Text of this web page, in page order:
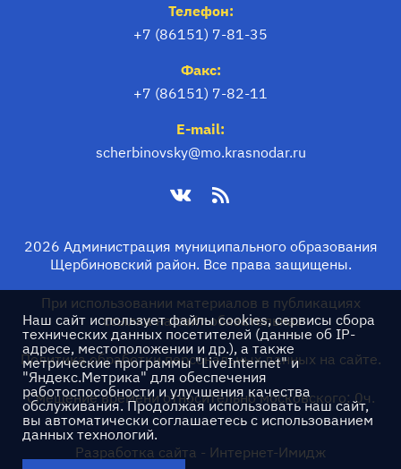
Телефон:
+7 (86151) 7-81-35
Факс:
+7 (86151) 7-82-11
E-mail:
scherbinovsky@mo.krasnodar.ru
2026 Администрация муниципального образования
Щербиновский район. Все права защищены.
При использовании материалов в публикациях
ссылка на сайт обязательна.
Политика обработки персональных данных на сайте.
Смещение времени относительно московского: 0ч.
Разработка сайта - Интернет-Имидж
Наш сайт использует файлы cookies, сервисы сбора
технических данных посетителей (данные об IP-
адресе, местоположении и др.), а также
метрические программы "LiveInternet" и
"Яндекс.Метрика" для обеспечения
работоспособности и улучшения качества
обслуживания. Продолжая использовать наш сайт,
вы автоматически соглашаетесь с использованием
данных технологий.